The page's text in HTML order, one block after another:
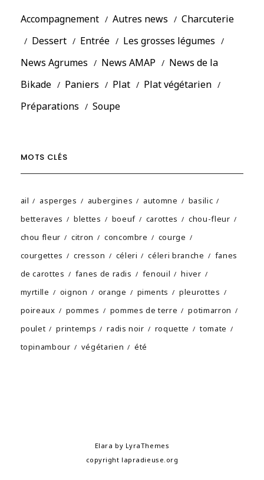
Accompagnement Autres news
Charcuterie
Dessert
Entrée
Les grosses légumes
News Agrumes
News AMAP
News de la
Bikade
Paniers Plat
Plat végétarien
Préparations
Soupe
MOTS CLÉS
ail asperges aubergines automne
basilic
betteraves
blettes boeuf carottes
chou-fleur
chou fleur
citron concombre
courge
courgettes
cresson céleri céleri branche
fanes
de carottes
fanes de radis fenouil
hiver
myrtille
oignon orange piments
pleurottes
poireaux
pommes pommes de terre
potimarron
poulet
printemps radis noir roquette
tomate
topinambour
végétarien été
Elara by LyraThemes
copyright lapradieuse.org